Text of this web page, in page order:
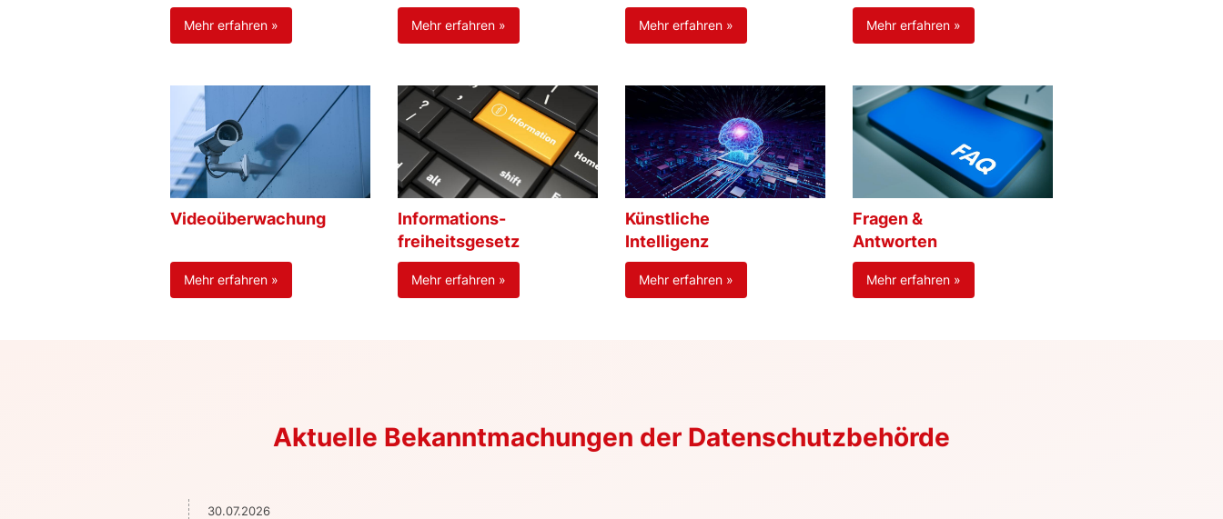
Mehr erfahren » Mehr erfahren » Mehr erfahren » Mehr erfahren »
Videoüberwachung
Mehr erfahren »
Informations-
freiheitsgesetz
Mehr erfahren »
Künstliche
Intelligenz
Mehr erfahren »
Fragen &
Antworten
Mehr erfahren »
Aktuelle Bekanntmachungen der Datenschutzbehörde
30.07.2026